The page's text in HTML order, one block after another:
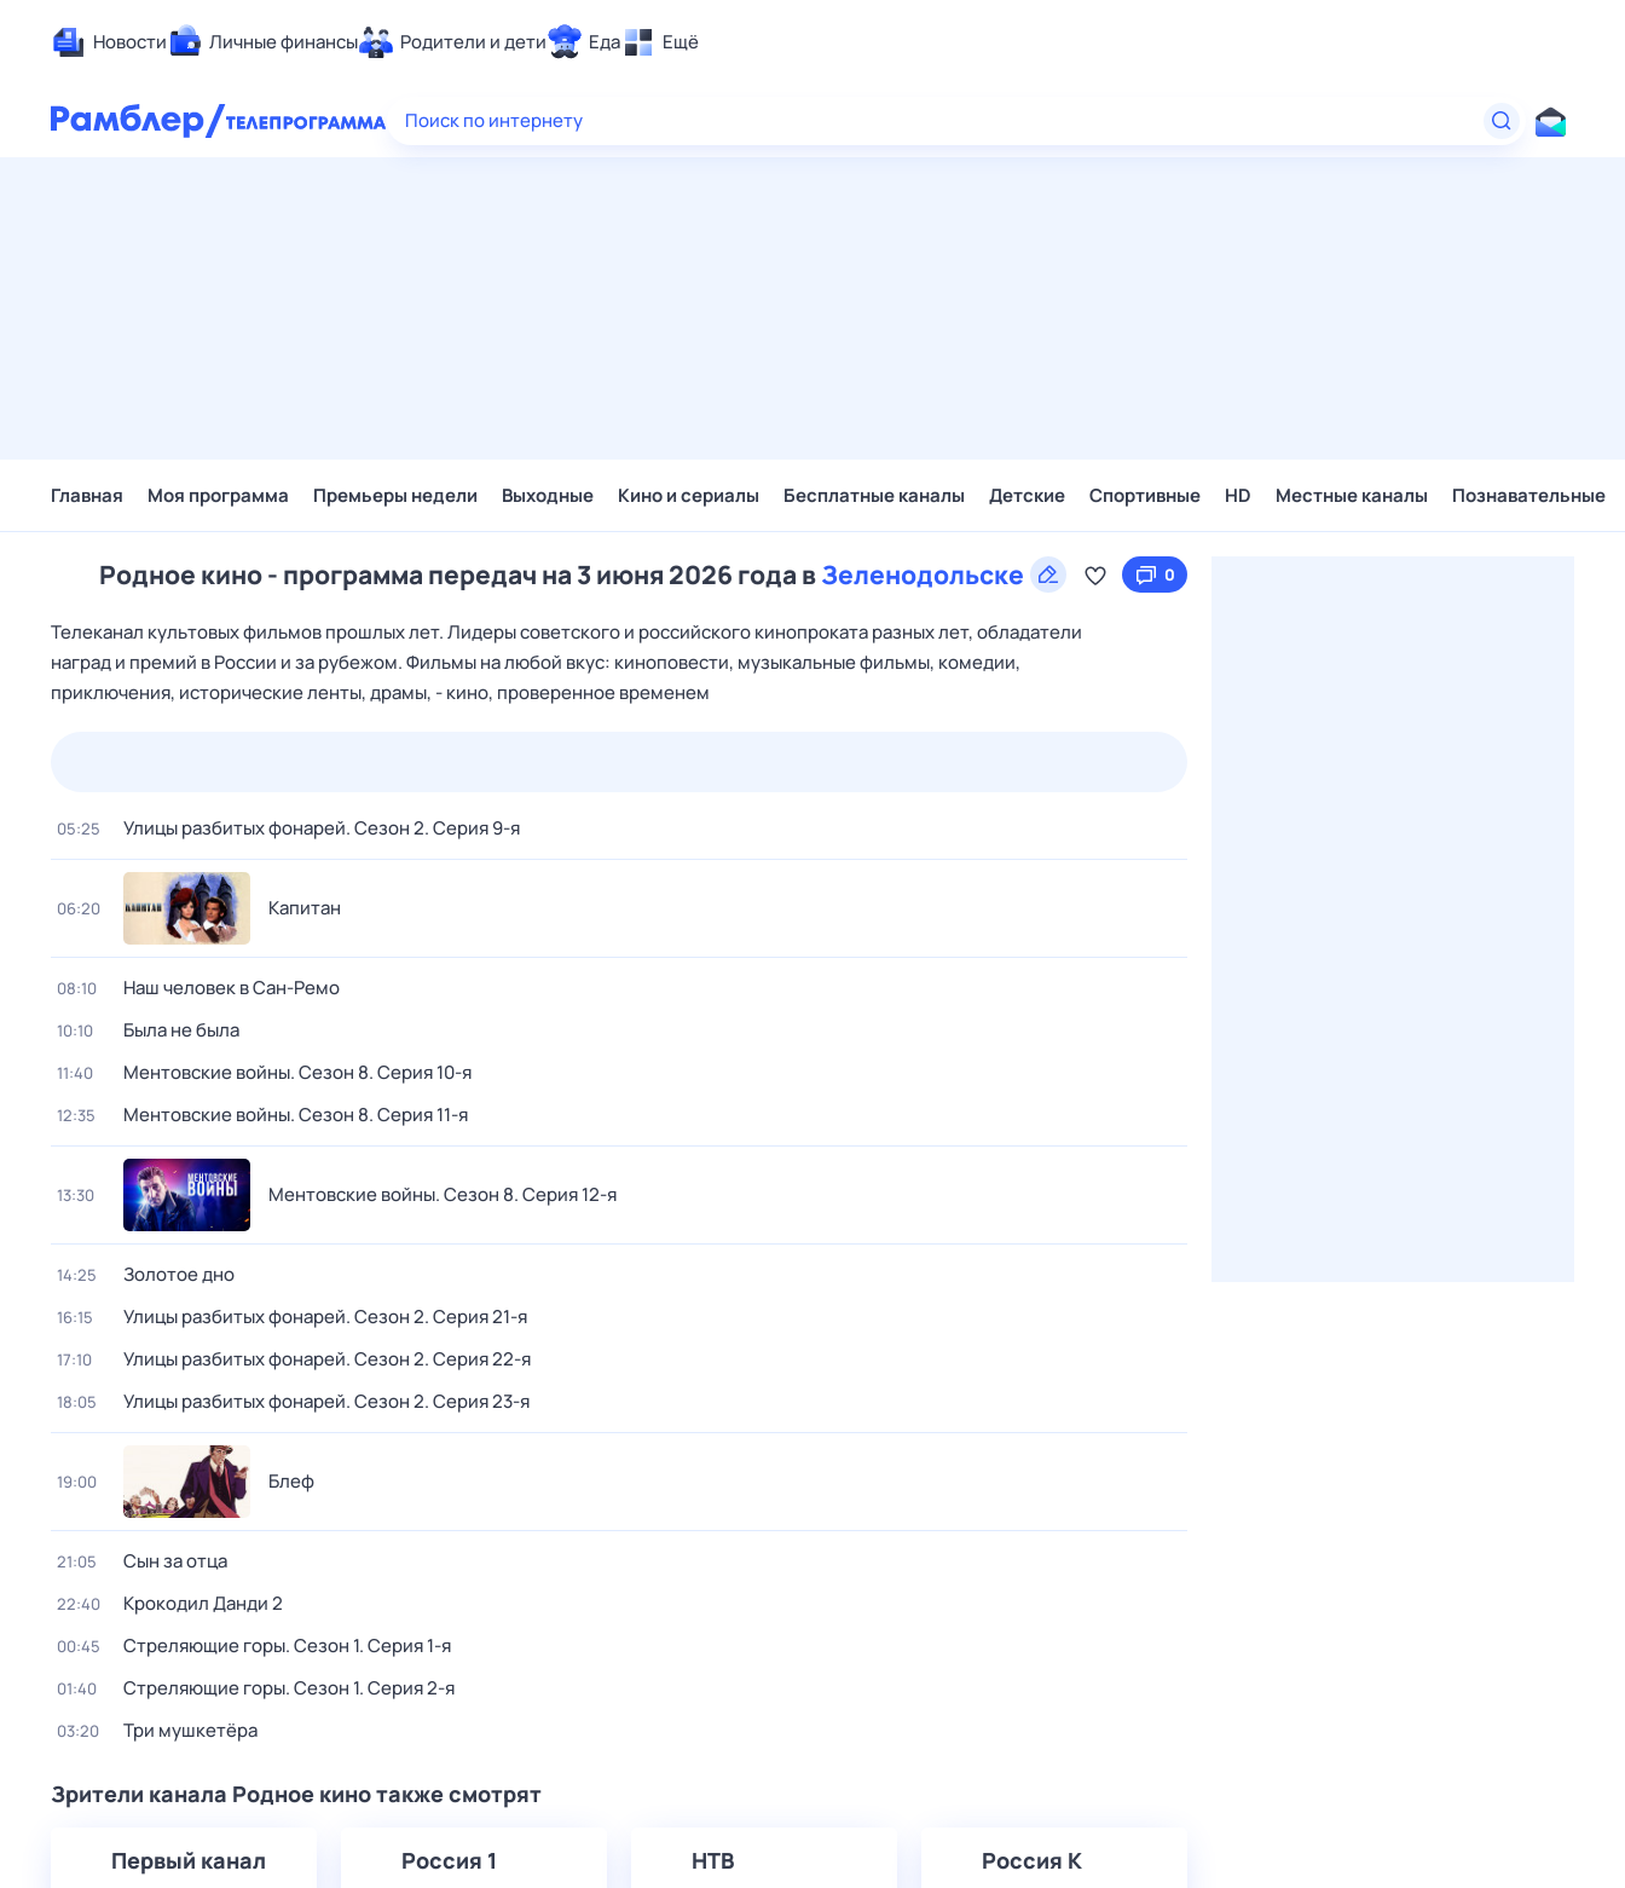
Новости Личные финансы Родители и дети Еда Ещё
Здоровье
Поиск по интернету
Главная Моя программа Премьеры недели Выходные Кино и сериалы Бесплатные каналы Детские Спортивные HD Местные каналы Познавательные
Родное кино - программа передач на 3 июня 2026 года вЗеленодольске 0
Телеканал культовых фильмов прошлых лет. Лидеры советского и российского кинопроката разных лет, обладатели
наград и премий в России и за рубежом. Фильмы на любой вкус: киноповести, музыкальные фильмы, комедии,
приключения, исторические ленты, драмы, - кино, проверенное временем
05:25 Улицы разбитых фонарей. Сезон 2. Серия 9-я
06:20 Капитан
08:10 Наш человек в Сан-Ремо
10:10 Была не была
11:40 Ментовские войны. Сезон 8. Серия 10-я
12:35 Ментовские войны. Сезон 8. Серия 11-я
13:30 Ментовские войны. Сезон 8. Серия 12-я
14:25 Золотое дно
16:15 Улицы разбитых фонарей. Сезон 2. Серия 21-я
17:10 Улицы разбитых фонарей. Сезон 2. Серия 22-я
18:05 Улицы разбитых фонарей. Сезон 2. Серия 23-я
19:00 Блеф
21:05 Сын за отца
22:40 Крокодил Данди 2
00:45 Стреляющие горы. Сезон 1. Серия 1-я
01:40 Стреляющие горы. Сезон 1. Серия 2-я
03:20 Три мушкетёра
Зрители канала Родное кино также смотрят
Первый канал Россия 1 НТВ Россия К